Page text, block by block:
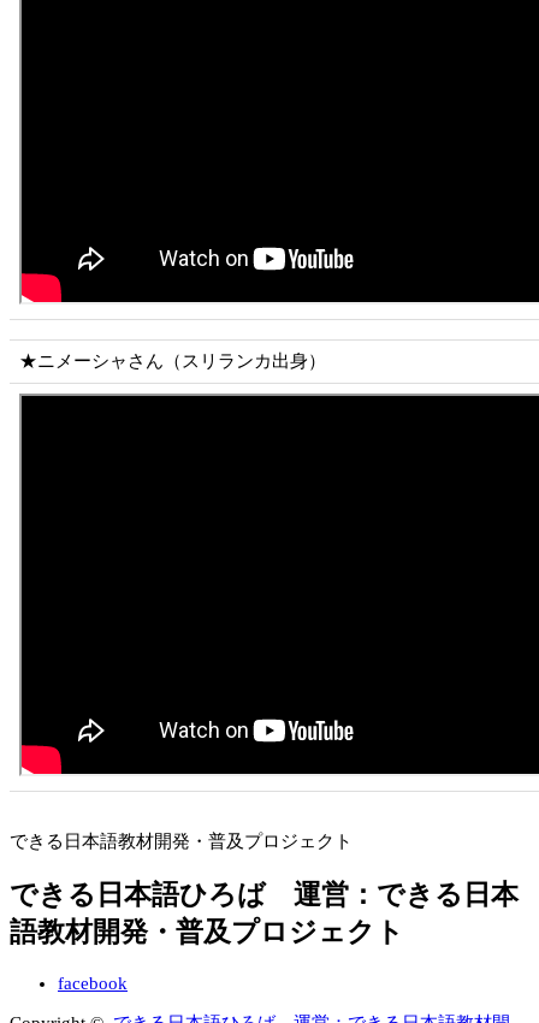
★ニメーシャさん（スリランカ出身）
できる日本語教材開発・普及プロジェクト
できる日本語ひろば 運営：できる日本
語教材開発・普及プロジェクト
facebook